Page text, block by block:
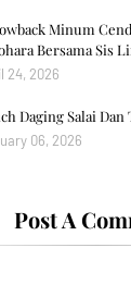
Minum
Bersama Sis
24, 2026
Daging Salai
06, 2026
Post A